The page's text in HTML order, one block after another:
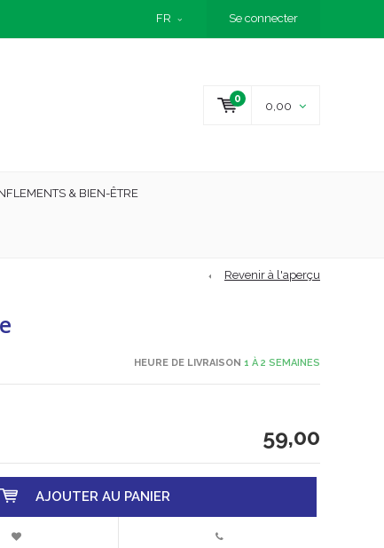
FR Se connecter
0
0,00
& BIEN-ÊTRE
Revenir à l'aperçu
HEURE DE LIVRAISON 1 À 2 SEMAINES
59,00
AJOUTER AU PANIER